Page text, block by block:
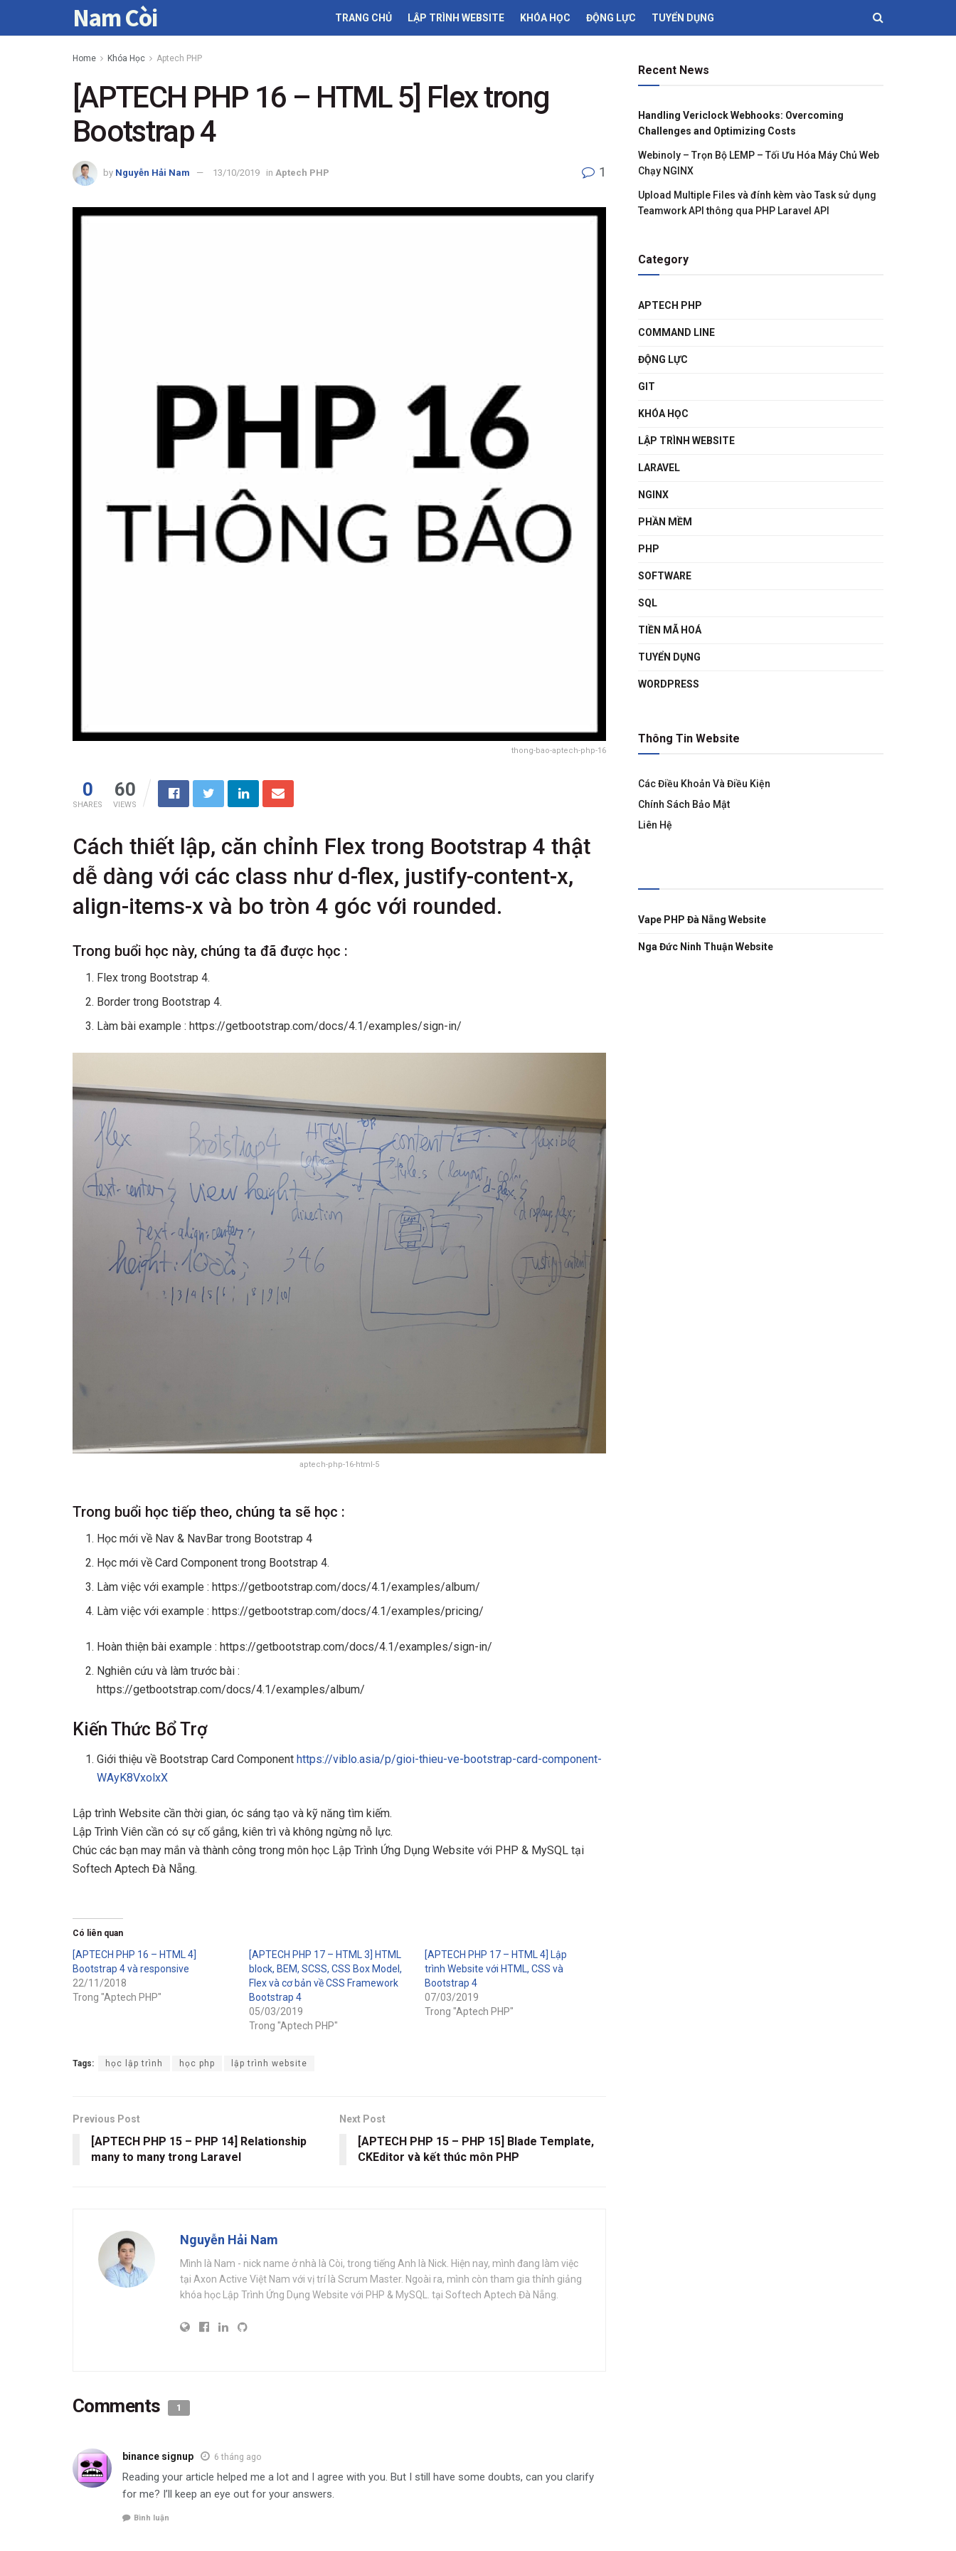
Nam Còi TRANG CHỦ LẬP TRÌNH WEBSITE KHÓA HỌC ĐỘNG LỰC TUYỂN DỤNG
Home Khóa Học Aptech PHP
[APTECH PHP 16 – HTML 5] Flex trong
Bootstrap 4
by Nguyễn Hải Nam 13/10/2019 in Aptech PHP 1
thong-bao-aptech-php-16
0
SHARES
60
VIEWS
Cách thiết lập, căn chỉnh Flex trong Bootstrap 4 thật
dễ dàng với các class như d-flex, justify-content-x,
align-items-x và bo tròn 4 góc với rounded.
Trong buổi học này, chúng ta đã được học :
Flex trong Bootstrap 4.
Border trong Bootstrap 4.
Làm bài example : https://getbootstrap.com/docs/4.1/examples/sign-in/
aptech-php-16-html-5
Trong buổi học tiếp theo, chúng ta sẽ học :
Học mới về Nav & NavBar trong Bootstrap 4
Học mới về Card Component trong Bootstrap 4.
Làm việc với example : https://getbootstrap.com/docs/4.1/examples/album/
Làm việc với example : https://getbootstrap.com/docs/4.1/examples/pricing/
Hoàn thiện bài example : https://getbootstrap.com/docs/4.1/examples/sign-in/
Nghiên cứu và làm trước bài :
https://getbootstrap.com/docs/4.1/examples/album/
Kiến Thức Bổ Trợ
Giới thiệu về Bootstrap Card Component https://viblo.asia/p/gioi-thieu-ve-bootstrap-card-component-
WAyK8VxolxX
Lập trình Website cần thời gian, óc sáng tạo và kỹ năng tìm kiếm.
Lập Trình Viên cần có sự cố gắng, kiên trì và không ngừng nỗ lực.
Chúc các bạn may mắn và thành công trong môn học Lập Trình Ứng Dụng Website với PHP & MySQL tại
Softech Aptech Đà Nẵng.
Có liên quan
[APTECH PHP 16 – HTML 4]
Bootstrap 4 và responsive
22/11/2018
Trong "Aptech PHP"
[APTECH PHP 17 – HTML 3] HTML
block, BEM, SCSS, CSS Box Model,
Flex và cơ bản về CSS Framework
Bootstrap 4
05/03/2019
Trong "Aptech PHP"
[APTECH PHP 17 – HTML 4] Lập
trình Website với HTML, CSS và
Bootstrap 4
07/03/2019
Trong "Aptech PHP"
Tags: học lập trình học php lập trình website
Previous Post
[APTECH PHP 15 – PHP 14] Relationship
many to many trong Laravel
Next Post
[APTECH PHP 15 – PHP 15] Blade Template,
CKEditor và kết thúc môn PHP
Nguyễn Hải Nam
Mình là Nam - nick name ở nhà là Còi, trong tiếng Anh là Nick. Hiện nay, mình đang làm việc
tại Axon Active Việt Nam với vị trí là Scrum Master. Ngoài ra, mình còn tham gia thỉnh giảng
khóa học Lập Trình Ứng Dụng Website với PHP & MySQL. tại Softech Aptech Đà Nẵng.
Comments 1
binance signup 6 tháng ago
Reading your article helped me a lot and I agree with you. But I still have some doubts, can you clarify
for me? I’ll keep an eye out for your answers.
Bình luận
Recent News
Handling Vericlock Webhooks: Overcoming
Challenges and Optimizing Costs
Webinoly – Trọn Bộ LEMP – Tối Ưu Hóa Máy Chủ Web
Chạy NGINX
Upload Multiple Files và đính kèm vào Task sử dụng
Teamwork API thông qua PHP Laravel API
Category
APTECH PHP
COMMAND LINE
ĐỘNG LỰC
GIT
KHÓA HỌC
LẬP TRÌNH WEBSITE
LARAVEL
NGINX
PHẦN MỀM
PHP
SOFTWARE
SQL
TIỀN MÃ HOÁ
TUYỂN DỤNG
WORDPRESS
Thông Tin Website
Các Điều Khoản Và Điều Kiện
Chính Sách Bảo Mật
Liên Hệ
Vape PHP Đà Nẵng Website
Nga Đức Ninh Thuận Website